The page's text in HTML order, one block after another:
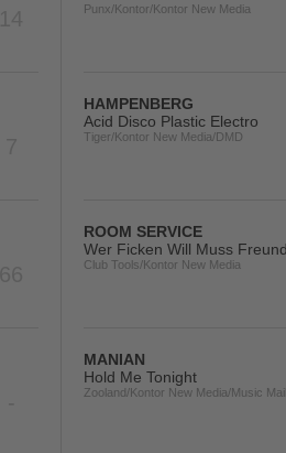
Punx/Kontor/Kontor New Media
HAMPENBERG
Acid Disco Plastic Electro
Tiger/Kontor New Media/DMD
ROOM SERVICE
Wer Ficken Will Muss
Club Tools/Kontor New Media
MANIAN
Hold Me Tonight
Zooland/Kontor New Media/Music Mail